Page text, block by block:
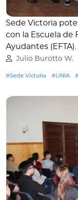
Sede Victoria
con la Escuela de
Ayudantes (EFTA).
Julio Burotto W.
#Sede Victoria #UNIA